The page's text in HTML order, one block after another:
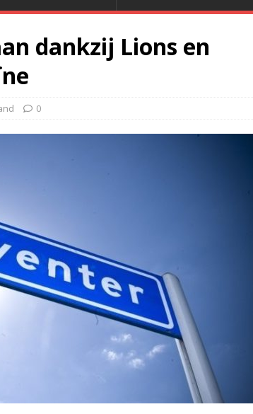
dankzij Lions en
0